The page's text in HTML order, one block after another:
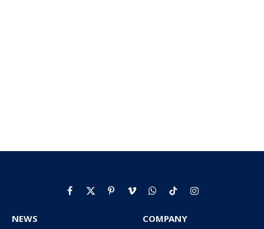
Facebook
X
PinterestVimeoWhatsApp
TikTokInstagram
NEWS COMPANY